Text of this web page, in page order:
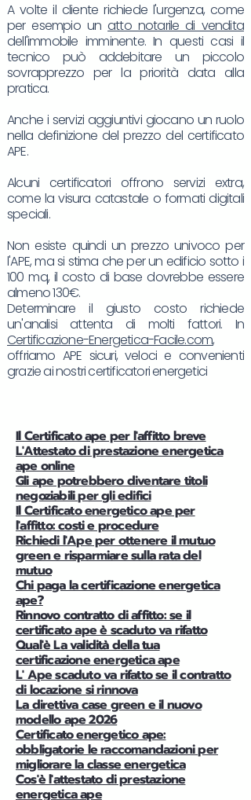
A volte il cliente richiede l'urgenza, come
per esempio unatto notarile di vendita
dell'immobile imminente. In questi casi il
tecnico può addebitare un piccolo
sovrapprezzo per la priorità data alla
pratica.
Anche i servizi aggiuntivi giocano un ruolo
nella definizione del prezzo del certificato
APE.
Alcuni certificatori offrono servizi extra,
come la visura catastale o formati digitali
speciali.
Non esiste quindi un prezzo univoco per
l'APE, ma si stima che per un edificio sotto i
100 mq, il costo di base dovrebbe essere
almeno 130€.
Determinare il giusto costo richiede
un'analisi attenta di molti fattori. In
Certificazione-Energetica-Facile.com,
offriamo APE sicuri, veloci e convenienti
grazie ai nostri certificatori energetici
Il Certificato ape per l'affitto breve
L'Attestato di prestazione energetica
ape online
Gli ape potrebbero diventare titoli
negoziabili per gli edifici
Il Certificato energetico ape per
l'affitto: costi e procedure
Richiedi l'Ape per ottenere il mutuo
green e risparmiare sulla rata del
mutuo
Chi paga la certificazione energetica
ape?
Rinnovo contratto di affitto: se il
certificato ape è scaduto va rifatto
Qual'è La validità della tua
certificazione energetica ape
L' Ape scaduto va rifatto se il contratto
di locazione si rinnova
La direttiva case green e il nuovo
modello ape 2026
Certificato energetico ape:
obbligatorie le raccomandazioni per
migliorare la classe energetica
Cos'è l'attestato di prestazione
energetica ape